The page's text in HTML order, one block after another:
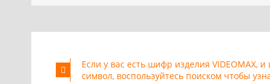
Если у вас есть шифр изделия VIDEOMAX,
символ, воспользуйтесь поиском чтобы